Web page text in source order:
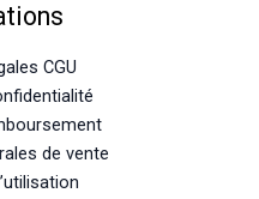
CGU
de vente